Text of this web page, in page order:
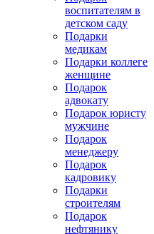
воспитателям в
детском саду
Подарки
медикам
Подарки коллеге
женщине
Подарок
адвокату
Подарок юристу
мужчине
Подарок
менеджеру
Подарок
кадровику
Подарки
строителям
Подарок
нефтянику